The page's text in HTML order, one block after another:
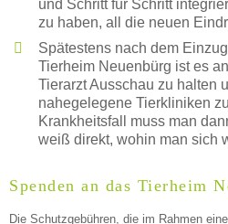
und Schritt für Schritt
zu haben, all die neuen
Spätestens nach dem
Tierheim Neuenbürg ist es
Tierarzt Ausschau zu halten
nahegelegene Tierkliniken
Krankheitsfall muss man
weiß direkt, wohin man sich
Spenden an das Tierheim
Die Schutzgebühren, die im Rahmen